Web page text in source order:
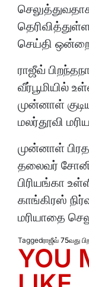
செய்தி
ராஜீவ்
வீர்பூமியில்
முன்னாள்
மலர்தூவி
முன்னாள்
தலைவர்
பிரியங்கா
காங்கிரஸ்
மரியாதை
Taggedராஜீவ் 75வது
YOU